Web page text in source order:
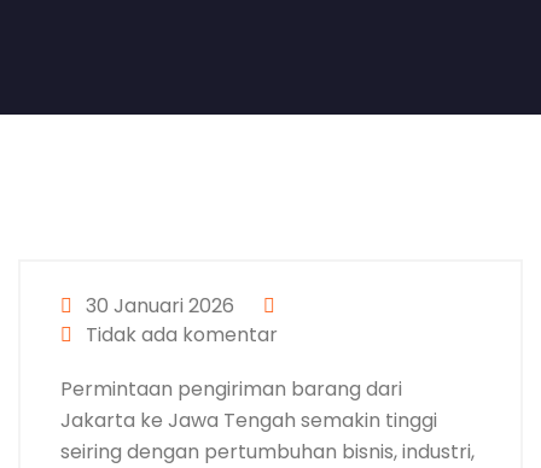
30 Januari 2026
Tidak ada komentar
Permintaan pengiriman barang dari
Jakarta ke Jawa Tengah semakin tinggi
seiring dengan pertumbuhan bisnis, industri,